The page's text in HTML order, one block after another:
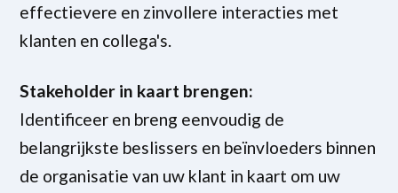
effectievere en zinvollere interacties met
klanten en collega's.
Stakeholder in kaart brengen:
Identificeer en breng eenvoudig de
belangrijkste beslissers en beïnvloeders binnen
de organisatie van uw klant in kaart om uw